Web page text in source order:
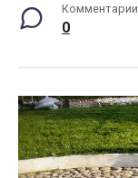
Комментарии
0